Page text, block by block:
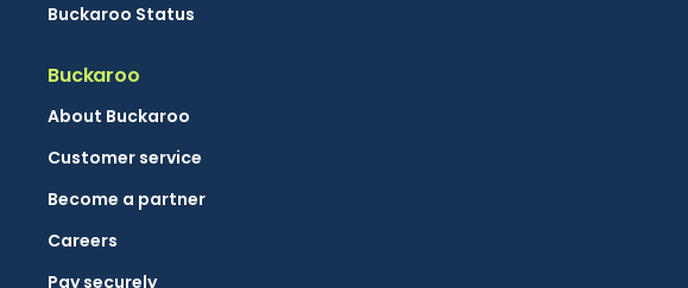
Buckaroo Status
Buckaroo
About Buckaroo
Customer service
Become a partner
Careers
Pay securely